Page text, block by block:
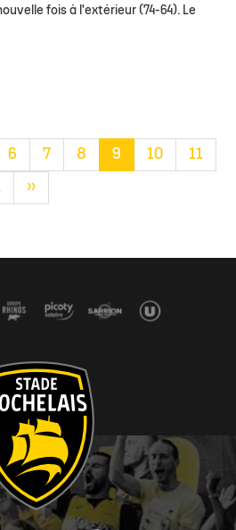
fois à l'extérieur (74-64). Le
6 7 8 9 10 11
»